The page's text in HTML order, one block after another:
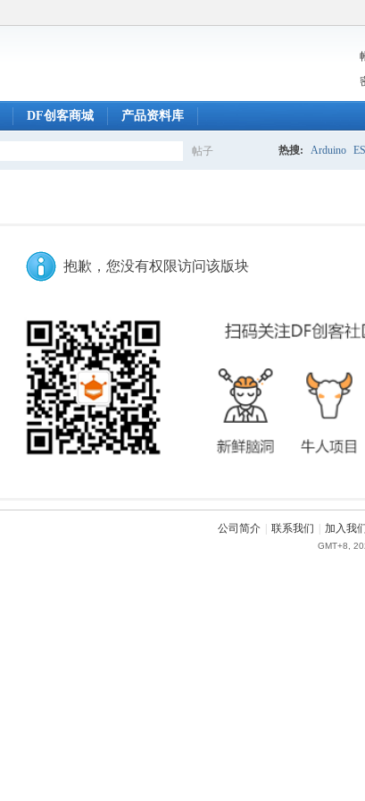
DF创客商城 产品资料库
帖子 热搜: Arduino
抱歉，您没有权限访问该版块
公司简介 联系我们 加入我
GMT+8,